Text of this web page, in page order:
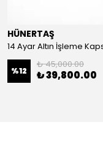
HÜNERTAŞ
%12
₺ 45,000.00
₺ 39,800.00